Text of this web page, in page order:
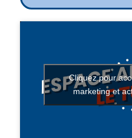
Cliquez pour
marketing et